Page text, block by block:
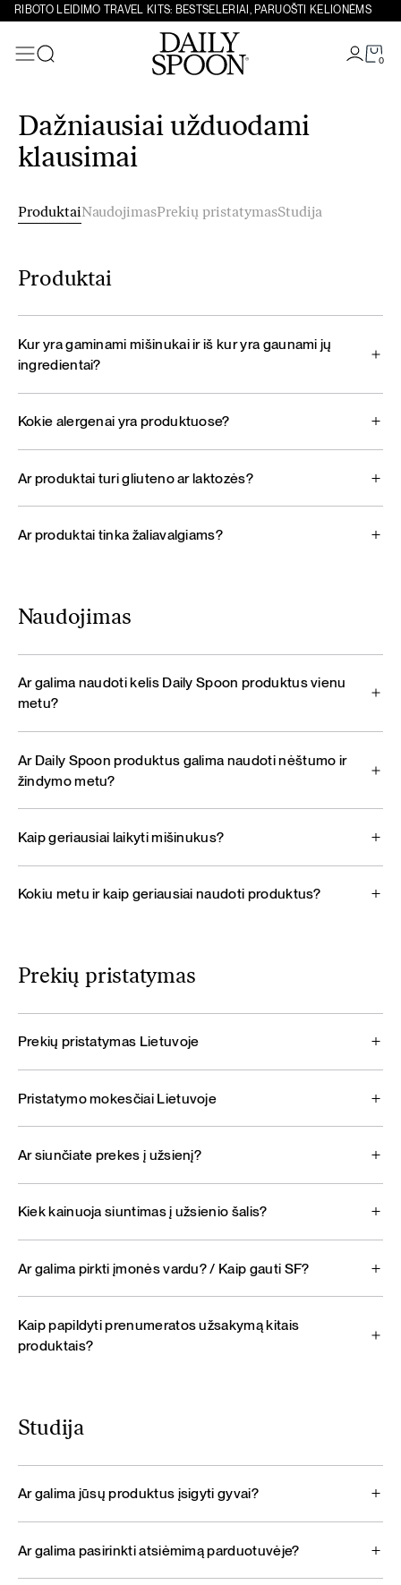
Eiti prie turinio
RIBOTO LEIDIMO TRAVEL KITS: BESTSELERIAI, PARUOŠTI KELIONĖMS
0
Dažniausiai užduodami
klausimai
ProduktaiNaudojimasPrekių pristatymasStudija
Produktai
Kur yra gaminami mišinukai ir iš kur yra gaunami jų
ingredientai?
Kokie alergenai yra produktuose?
Ar produktai turi gliuteno ar laktozės?
Ar produktai tinka žaliavalgiams?
Naudojimas
Ar galima naudoti kelis Daily Spoon produktus vienu
metu?
Ar Daily Spoon produktus galima naudoti nėštumo ir
žindymo metu?
Kaip geriausiai laikyti mišinukus?
Kokiu metu ir kaip geriausiai naudoti produktus?
Prekių pristatymas
Prekių pristatymas Lietuvoje
Pristatymo mokesčiai Lietuvoje
Ar siunčiate prekes į užsienį?
Kiek kainuoja siuntimas į užsienio šalis?
Ar galima pirkti įmonės vardu? / Kaip gauti SF?
Kaip papildyti prenumeratos užsakymą kitais
produktais?
Studija
Ar galima jūsų produktus įsigyti gyvai?
Ar galima pasirinkti atsiėmimą parduotuvėje?